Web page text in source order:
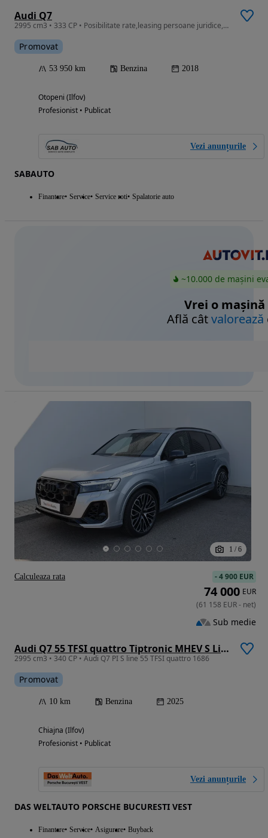
Audi Q7
2995 cm3 • 333 CP • Posibilitate rate,leasing persoane juridice,fizice avans 0 - 30%
Promovat
53 950 km Benzina 2018
Otopeni (Ilfov)
Profesionist • Publicat
Vezi anunțurile
SABAUTO
Finantare Service Service roti Spalatorie auto
~10.000 de mașini
Vrei o mașină
Află câtvalorează
1 / 6
Audi Q7 55 TFSI quattro Tiptronic MHEV S Line
2995 cm3 • 340 CP • Audi Q7 PI S line 55 TFSI quattro 1686
Promovat
10 km Benzina 2025
Chiajna (Ilfov)
Profesionist • Publicat
Vezi anunțurile
DAS WELTAUTO PORSCHE BUCURESTI VEST
Finantare Service Asigurare Buyback
-4 900 EUR
74 000 EUR
(61 158 EUR- net)
Sub medie
Calculeaza rata